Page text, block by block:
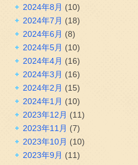
2024年8月 (10)
2024年7月 (18)
2024年6月 (8)
2024年5月 (10)
2024年4月 (16)
2024年3月 (16)
2024年2月 (15)
2024年1月 (10)
2023年12月 (11)
2023年11月 (7)
2023年10月 (10)
2023年9月 (11)